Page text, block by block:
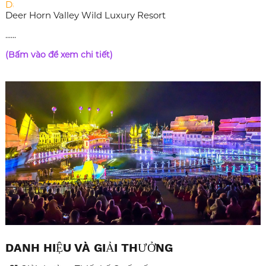
Dã
Deer Horn Valley Wild Luxury Resort
......
(Bấm vào để xem chi tiết)
DANH HIỆU VÀ GIẢI THƯỞNG